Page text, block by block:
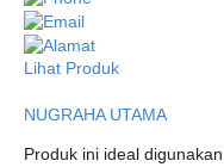
Lihat Produk
NUGRAHA UTAMA
Produk ini ideal